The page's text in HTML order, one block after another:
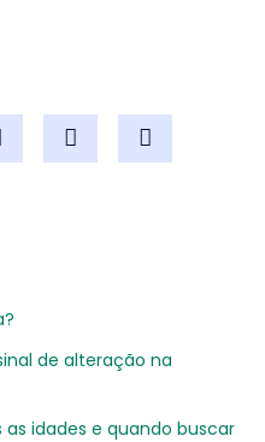
de alteração na
idades e quando buscar